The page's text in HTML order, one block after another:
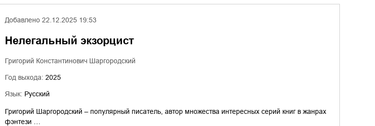
Добавлено 22.12.2025 19:53
Нелегальный экзорцист
Григорий Константинович Шаргородский
Год выхода: 2025
Язык: Русский
Григорий Шаргородский – популярный писатель, автор множества интересных серий книг в жанрах
фэнтези …